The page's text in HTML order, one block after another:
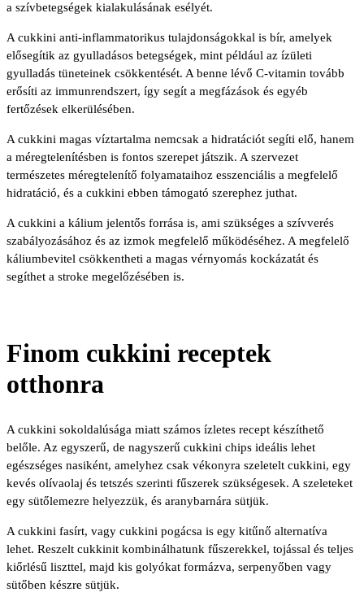
a szívbetegségek kialakulásának esélyét.
A cukkini anti-inflammatorikus tulajdonságokkal is bír, amelyek
elősegítik az gyulladásos betegségek, mint például az ízületi
gyulladás tüneteinek csökkentését. A benne lévő C-vitamin tovább
erősíti az immunrendszert, így segít a megfázások és egyéb
fertőzések elkerülésében.
A cukkini magas víztartalma nemcsak a hidratációt segíti elő, hanem
a méregtelenítésben is fontos szerepet játszik. A szervezet
természetes méregtelenítő folyamataihoz esszenciális a megfelelő
hidratáció, és a cukkini ebben támogató szerephez juthat.
A cukkini a kálium jelentős forrása is, ami szükséges a szívverés
szabályozásához és az izmok megfelelő működéséhez. A megfelelő
káliumbevitel csökkentheti a magas vérnyomás kockázatát és
segíthet a stroke megelőzésében is.
Finom cukkini receptek
otthonra
A cukkini sokoldalúsága miatt számos ízletes recept készíthető
belőle. Az egyszerű, de nagyszerű cukkini chips ideális lehet
egészséges nasiként, amelyhez csak vékonyra szeletelt cukkini, egy
kevés olívaolaj és tetszés szerinti fűszerek szükségesek. A szeleteket
egy sütőlemezre helyezzük, és aranybarnára sütjük.
A cukkini fasírt, vagy cukkini pogácsa is egy kitűnő alternatíva
lehet. Reszelt cukkinit kombinálhatunk fűszerekkel, tojással és teljes
kiőrlésű liszttel, majd kis golyókat formázva, serpenyőben vagy
sütőben készre sütjük.